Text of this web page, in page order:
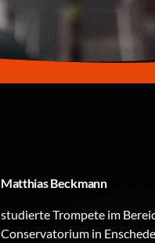
Matthias Beckmann
studierte Trompete im
Conservatorium in